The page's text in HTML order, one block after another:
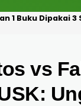
di Blang
vs